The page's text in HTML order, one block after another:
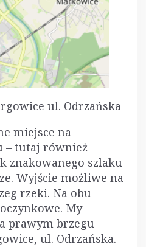
ul. Odrzańska
miejsce na
– tutaj również
znakowanego szlaku
Wyjście możliwe na
rzeki. Na obu
My
prawym brzegu
ul. Odrzańska.